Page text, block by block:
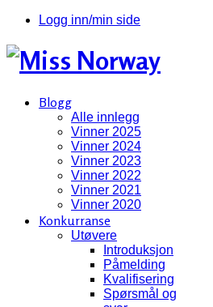
Logg inn/min side
Blogg
Alle innlegg
Vinner 2025
Vinner 2024
Vinner 2023
Vinner 2022
Vinner 2021
Vinner 2020
Konkurranse
Utøvere
Introduksjon
Påmelding
Kvalifisering
Spørsmål og